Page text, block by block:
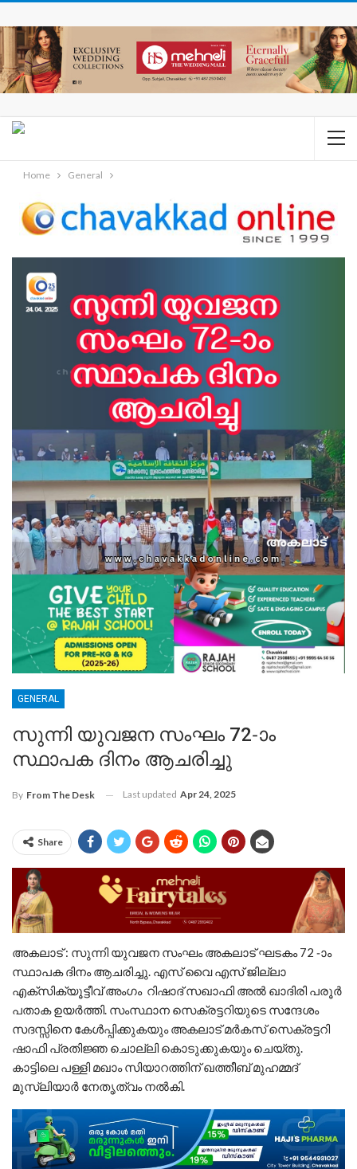
Home General
GENERAL
സുന്നി യുവജന സംഘം 72-ാം
സ്ഥാപക ദിനം ആചരിച്ചു
By From The Desk Last updated Apr 24, 2025
Share
അകലാട് : സുന്നി യുവജന സംഘം അകലാട് ഘടകം 72 -ാം
സ്ഥാപക ദിനം ആചരിച്ചു. എസ് വൈ എസ് ജില്ലാ
എക്സിക്യൂട്ടീവ് അംഗം റിഷാദ് സഖാഫി അൽ ഖാദിരി പരൂർ
പതാക ഉയർത്തി. സംസ്ഥാന സെക്രട്ടറിയുടെ സന്ദേശം
സദസ്സിനെ കേൾപ്പിക്കുകയും അകലാട് മർകസ് സെക്രട്ടറി
ഷാഫി പ്രതിജ്ഞ ചൊല്ലി കൊടുക്കുകയും ചെയ്തു.
കാട്ടിലെ പള്ളി മഖാം സിയാറത്തിന് ഖത്തീബ് മുഹമ്മദ്
മുസ്ലിയാർ നേതൃത്വം നൽകി.